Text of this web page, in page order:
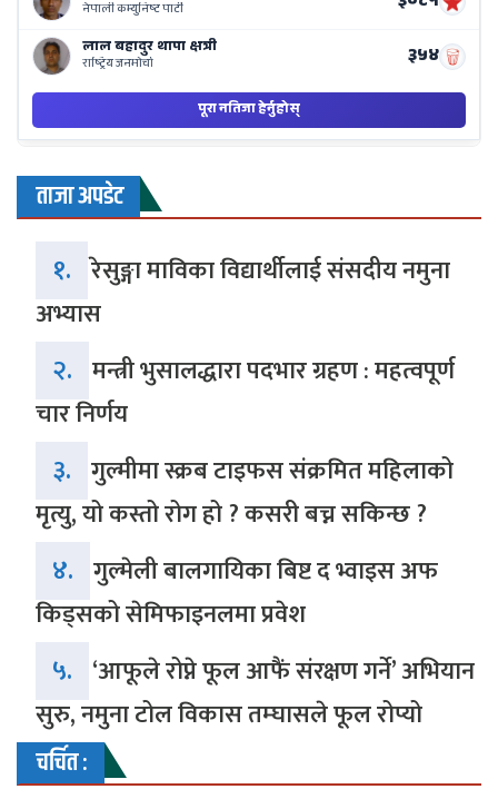
ताजा अपडेट
१. रेसुङ्गा माविका विद्यार्थीलाई संसदीय नमुना
अभ्यास
२. मन्त्री भुसालद्धारा पदभार ग्रहण : महत्वपूर्ण
चार निर्णय
३. गुल्मीमा स्क्रब टाइफस संक्रमित महिलाको
मृत्यु, यो कस्तो रोग हो ? कसरी बच्न सकिन्छ ?
४. गुल्मेली बालगायिका बिष्ट द भ्वाइस अफ
किड्सको सेमिफाइनलमा प्रवेश
५. ‘आफूले रोप्ने फूल आफैं संरक्षण गर्ने’ अभियान
सुरु, नमुना टोल विकास तम्घासले फूल रोप्यो
चर्चित :